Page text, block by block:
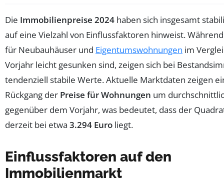
Die Immobilienpreise 2024 haben sich insgesamt
auf eine Vielzahl von Einflussfaktoren hinweist.
für Neubauhäuser und Eigentumswohnungen im
Vorjahr leicht gesunken sind, zeigen sich bei
tendenziell stabile Werte. Aktuelle Marktdaten zeigen
Rückgang der Preise für Wohnungen um
gegenüber dem Vorjahr, was bedeutet, dass der
derzeit bei etwa 3.294 Euro liegt.
Einflussfaktoren auf den
Immobilienmarkt